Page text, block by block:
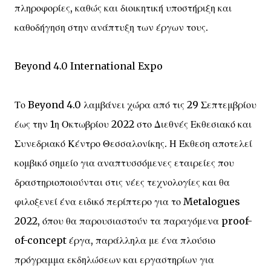
πληροφορίες, καθώς και διοικητική υποστήριξη και
καθοδήγηση στην ανάπτυξη των έργων τους.
Beyond 4.0 International Expo
Το Beyond 4.0 λαμβάνει χώρα από τις 29 Σεπτεμβρίου
έως την 1η Οκτωβρίου 2022 στο Διεθνές Εκθεσιακό και
Συνεδριακό Κέντρο Θεσσαλονίκης. Η Έκθεση αποτελεί
κομβικό σημείο για αναπτυσσόμενες εταιρείες που
δραστηριοποιούνται στις νέες τεχνολογίες και θα
φιλοξενεί ένα ειδικό περίπτερο για το Metalogues
2022, όπου θα παρουσιαστούν τα παραγόμενα proof-
of-concept έργα, παράλληλα με ένα πλούσιο
πρόγραμμα εκδηλώσεων και εργαστηρίων για